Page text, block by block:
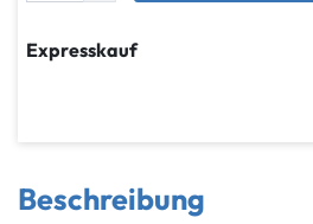
Expresskauf
Beschreibung